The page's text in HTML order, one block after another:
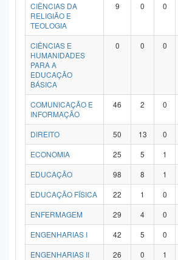
CIÊNCIAS DA
RELIGIÃO E
TEOLOGIA
9 0 0
CIÊNCIAS E
HUMANIDADES
PARA A
EDUCAÇÃO
BÁSICA
0 0 0
COMUNICAÇÃO E
INFORMAÇÃO
46 2 0
DIREITO 50 13 0
ECONOMIA
25 5 1
EDUCAÇÃO
98 8 1
EDUCAÇÃO FÍSICA
22 1 0
ENFERMAGEM
29 4 0
ENGENHARIAS I
42 5 0
ENGENHARIAS II
26 0 1